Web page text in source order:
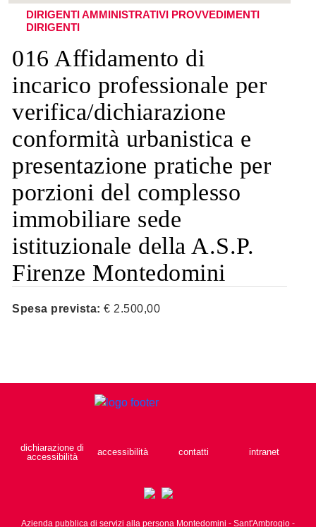
DIRIGENTI AMMINISTRATIVI PROVVEDIMENTI
DIRIGENTI
016 Affidamento di
incarico professionale per
verifica/dichiarazione
conformità urbanistica e
presentazione pratiche per
porzioni del complesso
immobiliare sede
istituzionale della A.S.P.
Firenze Montedomini
Spesa prevista: € 2.500,00
dichiarazione di
accessibilità
accessibilità contatti intranet
Azienda pubblica di servizi alla persona Montedomini - Sant'Ambrogio -